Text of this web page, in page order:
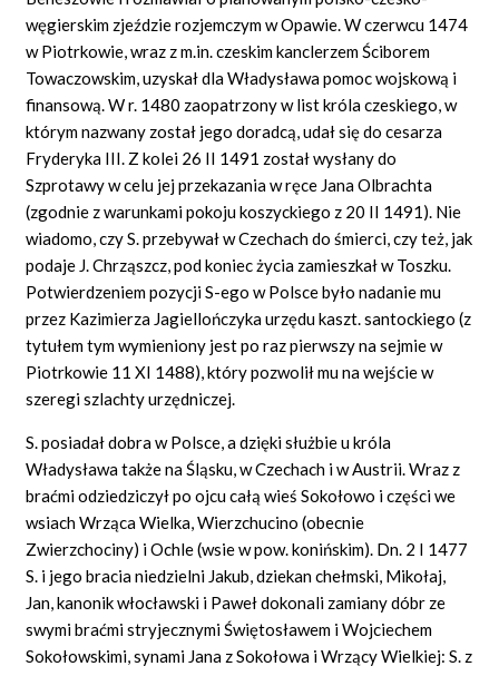
węgierskim zjeździe rozjemczym w Opawie. W czerwcu 1474
w Piotrkowie, wraz z m.in. czeskim kanclerzem Ściborem
Towaczowskim, uzyskał dla Władysława pomoc wojskową i
finansową. W r. 1480 zaopatrzony w list króla czeskiego, w
którym nazwany został jego doradcą, udał się do cesarza
Fryderyka III. Z kolei 26 II 1491 został wysłany do
Szprotawy w celu jej przekazania w ręce Jana Olbrachta
(zgodnie z warunkami pokoju koszyckiego z 20 II 1491). Nie
wiadomo, czy S. przebywał w Czechach do śmierci, czy też, jak
podaje J. Chrząszcz, pod koniec życia zamieszkał w Toszku.
Potwierdzeniem pozycji S-ego w Polsce było nadanie mu
przez Kazimierza Jagiellończyka urzędu kaszt. santockiego (z
tytułem tym wymieniony jest po raz pierwszy na sejmie w
Piotrkowie 11 XI 1488), który pozwolił mu na wejście w
szeregi szlachty urzędniczej.
S. posiadał dobra w Polsce, a dzięki służbie u króla
Władysława także na Śląsku, w Czechach i w Austrii. Wraz z
braćmi odziedziczył po ojcu całą wieś Sokołowo i części we
wsiach Wrząca Wielka, Wierzchucino (obecnie
Zwierzchociny) i Ochle (wsie w pow. konińskim). Dn. 2 I 1477
S. i jego bracia niedzielni Jakub, dziekan chełmski, Mikołaj,
Jan, kanonik włocławski i Paweł dokonali zamiany dóbr ze
swymi braćmi stryjecznymi Świętosławem i Wojciechem
Sokołowskimi, synami Jana z Sokołowa i Wrzący Wielkiej: S. z